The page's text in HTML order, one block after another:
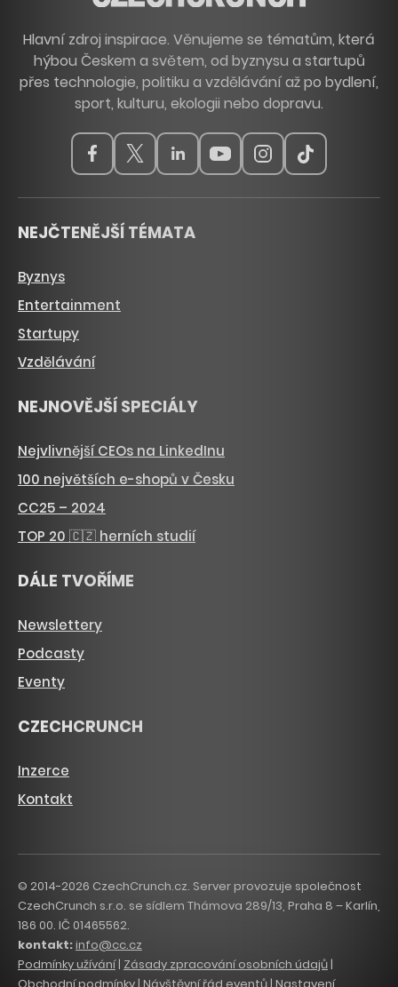
Hlavní zdroj inspirace. Věnujeme se tématům, která
hýbou Českem a světem, od byznysu a startupů
přes technologie, politiku a vzdělávání až po bydlení,
sport, kulturu, ekologii nebo dopravu.
NEJČTENĚJŠÍ TÉMATA
Byznys
Entertainment
Startupy
Vzdělávání
NEJNOVĚJŠÍ SPECIÁLY
Nejvlivnější CEOs na LinkedInu
100 největších e-shopů v Česku
CC25 – 2024
TOP 20 🇨🇿 herních studií
DÁLE TVOŘÍME
Newslettery
Podcasty
Eventy
CZECHCRUNCH
Inzerce
Kontakt
© 2014-2026 CzechCrunch.cz. Server provozuje společnost
CzechCrunch s.r.o. se sídlem Thámova 289/13, Praha 8 – Karlín,
186 00. IČ 01465562.
kontakt:info@cc.cz
Podmínky užívání| Zásady zpracování osobních údajů|